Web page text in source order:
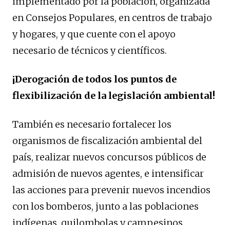
en Consejos Populares, en centros de trabajo
y hogares, y que cuente con el apoyo
necesario de técnicos y científicos.
¡Derogación de todos los puntos de
flexibilización de la legislación ambiental!
También es necesario fortalecer los
organismos de fiscalización ambiental del
país, realizar nuevos concursos públicos de
admisión de nuevos agentes, e intensificar
las acciones para prevenir nuevos incendios
con los bomberos, junto a las poblaciones
indígenas, quilombolas y campesinos